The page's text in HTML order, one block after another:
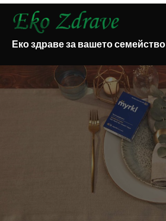
Skip
Еко здраве за вашето семейство